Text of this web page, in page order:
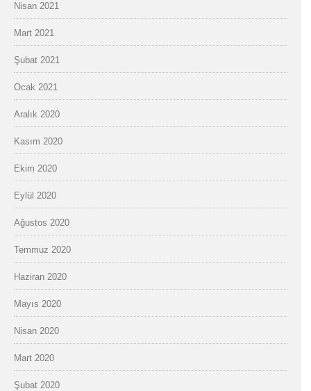
Nisan 2021
Mart 2021
Şubat 2021
Ocak 2021
Aralık 2020
Kasım 2020
Ekim 2020
Eylül 2020
Ağustos 2020
Temmuz 2020
Haziran 2020
Mayıs 2020
Nisan 2020
Mart 2020
Şubat 2020